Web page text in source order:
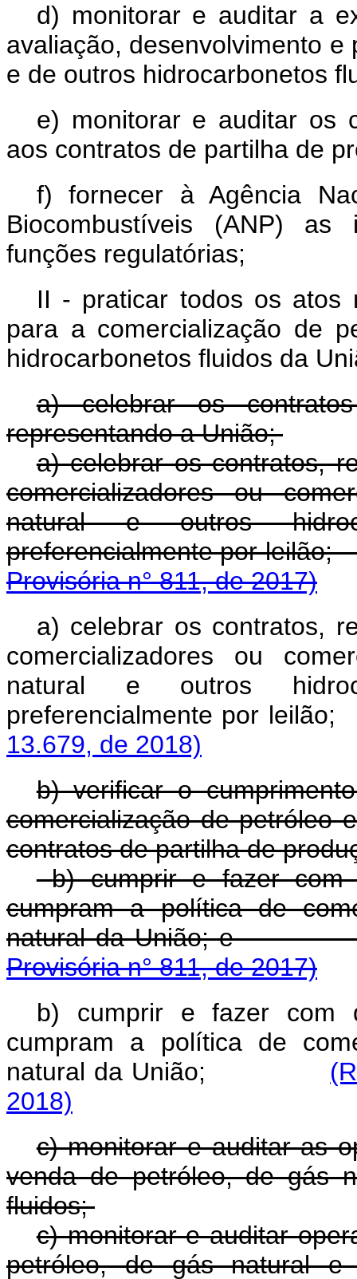
d) monitorar e auditar a
avaliação, desenvolvimento
e de outros hidrocarbonetos
e) monitorar e auditar os
aos contratos de partilha de
f) fornecer à Agência
Biocombustíveis (ANP) as
funções regulatórias;
II - praticar todos os atos
para a comercialização de
hidrocarbonetos fluidos da
a) celebrar os
representando a União;
a) celebrar os contratos,
comercializadores ou
natural e outros
preferencialmente por
Provisória n° 811, de 2017)
a) celebrar os contratos,
comercializadores ou
natural e outros
preferencialmente
13.679, de 2018)
b) verificar o
comercialização de petróleo
contratos de partilha de
b) cumprir e fazer com
cumpram a política de
natural da
Provisória n° 811, de 2017)
b) cumprir e fazer com
cumpram a política de
natural da União;
2018)
c) monitorar e auditar as
venda de petróleo, de gás
fluidos;
c) monitorar e auditar
petróleo, de gás natural e